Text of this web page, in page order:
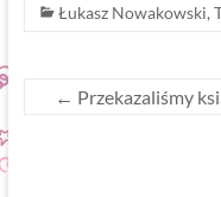
Łukasz Nowakowski,
← Przekazaliśmy